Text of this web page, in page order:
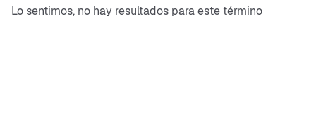
Lo sentimos, no hay resultados para este término